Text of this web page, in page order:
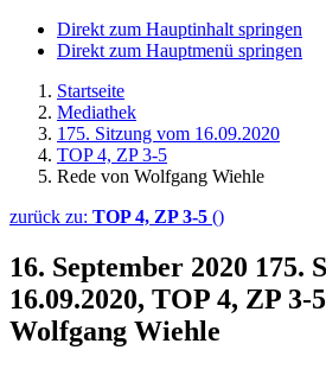
Direkt zum Hauptinhalt springen
Direkt zum Hauptmenü springen
Startseite
Mediathek
175. Sitzung vom 16.09.2020
TOP 4, ZP 3-5
Rede von Wolfgang Wiehle
zurück zu: TOP 4, ZP 3-5 ()
16. September 2020 175.
16.09.2020, TOP 4, ZP 3-
Wolfgang Wiehle